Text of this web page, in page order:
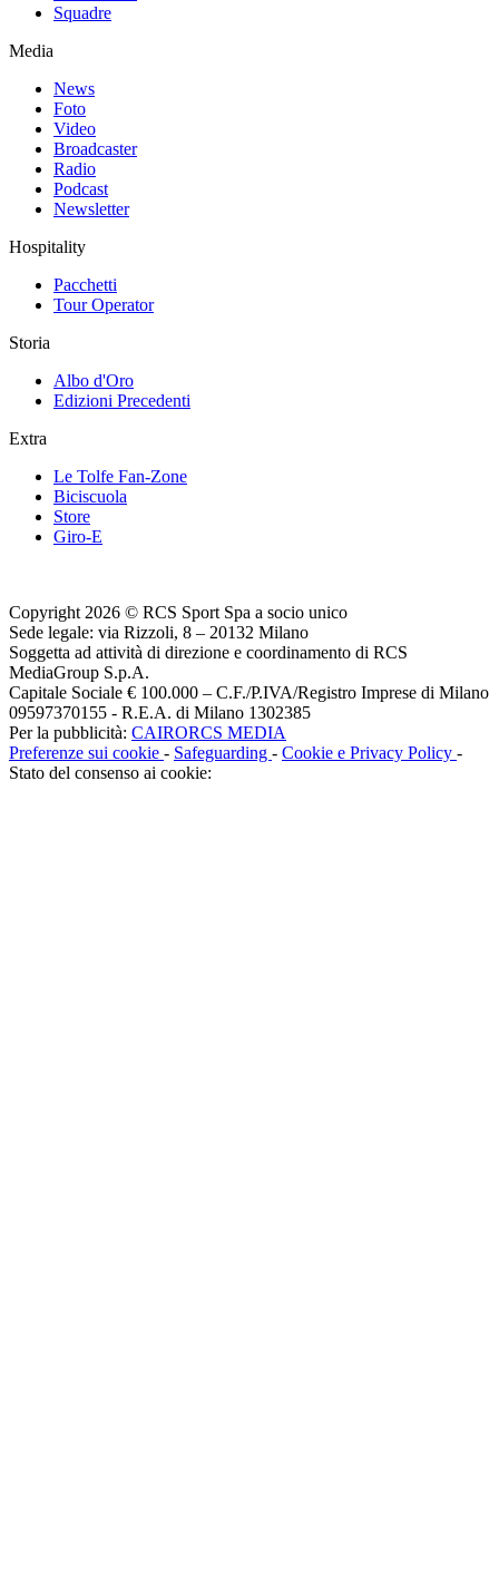
Squadre
Media
News
Foto
Video
Broadcaster
Radio
Podcast
Newsletter
Hospitality
Pacchetti
Tour Operator
Storia
Albo d'Oro
Edizioni Precedenti
Extra
Le Tolfe Fan-Zone
Biciscuola
Store
Giro-E
Copyright 2026 © RCS Sport Spa a socio unico
Sede legale: via Rizzoli, 8 – 20132 Milano
Soggetta ad attività di direzione e coordinamento di RCS
MediaGroup S.p.A.
Capitale Sociale € 100.000 – C.F./P.IVA/Registro Imprese di Milano
09597370155 - R.E.A. di Milano 1302385
Per la pubblicità: CAIRORCS MEDIA
Preferenze sui cookie - Safeguarding - Cookie e Privacy Policy -
Stato del consenso ai cookie: